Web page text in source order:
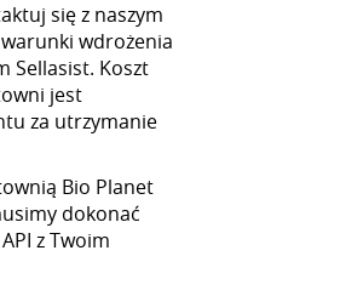
się z naszym
wdrożenia
Sellasist. Koszt
jest
za utrzymanie
Bio Planet
dokonać
z Twoim